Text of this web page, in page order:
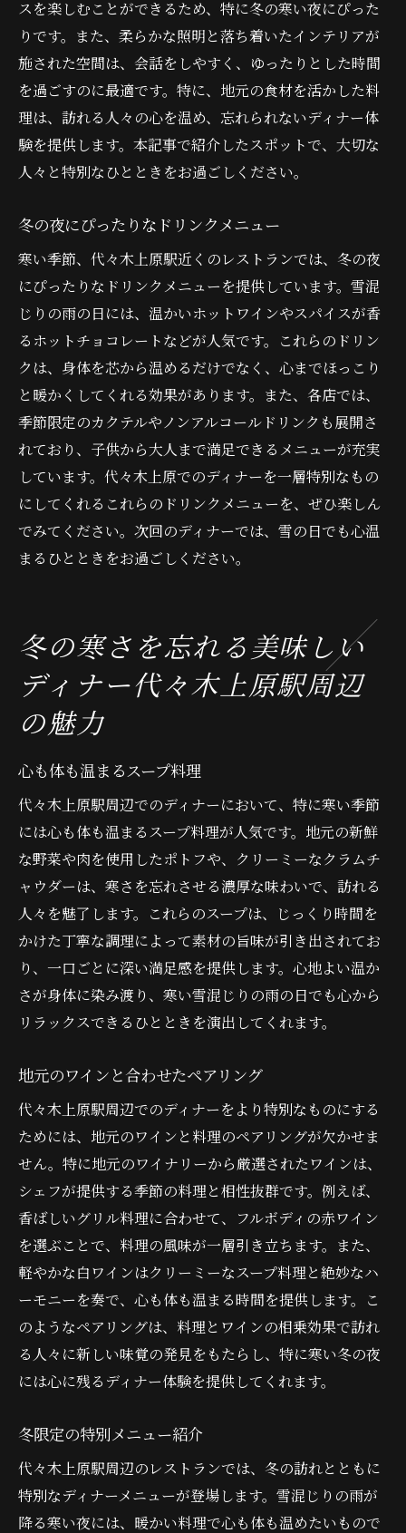
スを楽しむことができるため、特に冬の寒い夜にぴった
りです。また、柔らかな照明と落ち着いたインテリアが
施された空間は、会話をしやすく、ゆったりとした時間
を過ごすのに最適です。特に、地元の食材を活かした料
理は、訪れる人々の心を温め、忘れられないディナー体
験を提供します。本記事で紹介したスポットで、大切な
人々と特別なひとときをお過ごしください。
冬の夜にぴったりなドリンクメニュー
寒い季節、代々木上原駅近くのレストランでは、冬の夜
にぴったりなドリンクメニューを提供しています。雪混
じりの雨の日には、温かいホットワインやスパイスが香
るホットチョコレートなどが人気です。これらのドリン
クは、身体を芯から温めるだけでなく、心までほっこり
と暖かくしてくれる効果があります。また、各店では、
季節限定のカクテルやノンアルコールドリンクも展開さ
れており、子供から大人まで満足できるメニューが充実
しています。代々木上原でのディナーを一層特別なもの
にしてくれるこれらのドリンクメニューを、ぜひ楽しん
でみてください。次回のディナーでは、雪の日でも心温
まるひとときをお過ごしください。
冬の寒さを忘れる美味しい
ディナー代々木上原駅周辺
の魅力
心も体も温まるスープ料理
代々木上原駅周辺でのディナーにおいて、特に寒い季節
には心も体も温まるスープ料理が人気です。地元の新鮮
な野菜や肉を使用したポトフや、クリーミーなクラムチ
ャウダーは、寒さを忘れさせる濃厚な味わいで、訪れる
人々を魅了します。これらのスープは、じっくり時間を
かけた丁寧な調理によって素材の旨味が引き出されてお
り、一口ごとに深い満足感を提供します。心地よい温か
さが身体に染み渡り、寒い雪混じりの雨の日でも心から
リラックスできるひとときを演出してくれます。
地元のワインと合わせたペアリング
代々木上原駅周辺でのディナーをより特別なものにする
ためには、地元のワインと料理のペアリングが欠かせま
せん。特に地元のワイナリーから厳選されたワインは、
シェフが提供する季節の料理と相性抜群です。例えば、
香ばしいグリル料理に合わせて、フルボディの赤ワイン
を選ぶことで、料理の風味が一層引き立ちます。また、
軽やかな白ワインはクリーミーなスープ料理と絶妙なハ
ーモニーを奏で、心も体も温まる時間を提供します。こ
のようなペアリングは、料理とワインの相乗効果で訪れ
る人々に新しい味覚の発見をもたらし、特に寒い冬の夜
には心に残るディナー体験を提供してくれます。
冬限定の特別メニュー紹介
代々木上原駅周辺のレストランでは、冬の訪れとともに
特別なディナーメニューが登場します。雪混じりの雨が
降る寒い夜には、暖かい料理で心も体も温めたいもので